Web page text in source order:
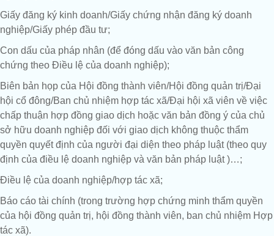
Giấy đăng ký kinh doanh/Giấy chứng nhận đăng ký doanh
nghiệp/Giấy phép đầu tư;
Con dấu của pháp nhân (để đóng dấu vào văn bản công
chứng theo Điều lệ của doanh nghiệp);
Biên bản họp của Hội đồng thành viên/Hội đồng quản trị/Đại
hội cổ đông/Ban chủ nhiệm hợp tác xã/Đại hội xã viên về việc
chấp thuận hợp đồng giao dịch hoặc văn bản đồng ý của chủ
sở hữu doanh nghiệp đối với giao dịch không thuộc thẩm
quyền quyết định của người đại diện theo pháp luật (theo quy
định của điều lệ doanh nghiệp và văn bản pháp luật )…;
Điều lệ của doanh nghiệp/hợp tác xã;
Báo cáo tài chính (trong trường hợp chứng minh thẩm quyền
của hội đồng quản trị, hội đồng thành viên, ban chủ nhiệm Hợp
tác xã).